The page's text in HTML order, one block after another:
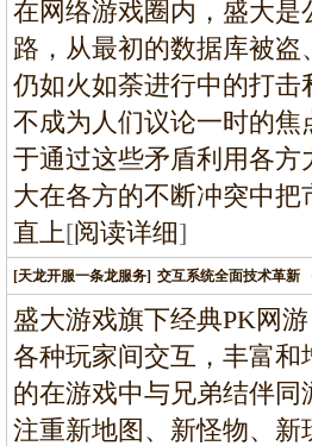
在网络游戏圈内，盛大
路，从最初的数据库被
仍如火如荼进行中的打
不成为人们议论一时的
于通过这些矛盾利用各
大在各方的不断冲突中
直上[阅读详细]
[天龙开服一条龙服务] 交互系统全面技术革新
盛大游戏旗下经典PK网
各种玩家间交互，丰富
的在游戏中与兄弟结伴
注重新地图、新怪物、